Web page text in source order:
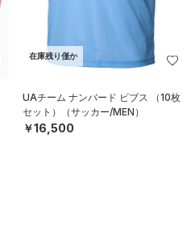
在庫残り僅か
UAチーム ナンバード ビブス （10枚
セット）（サッカー/MEN）
￥16,500